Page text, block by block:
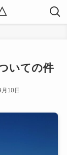
いての件
10日